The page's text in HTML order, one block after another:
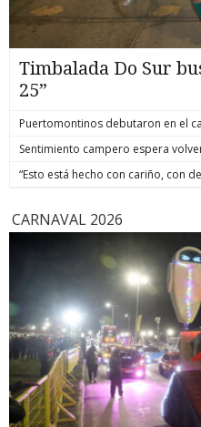
Timbalada Do Sur
25”
Puertomontinos debutaron en el
Sentimiento campero espera
“Esto está hecho con cariño, con
CARNAVAL 2026